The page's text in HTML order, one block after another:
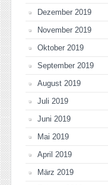
Dezember 2019
November 2019
Oktober 2019
September 2019
August 2019
Juli 2019
Juni 2019
Mai 2019
April 2019
März 2019